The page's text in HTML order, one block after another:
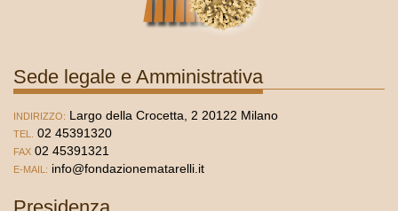
Sede legale e Amministrativa
INDIRIZZO: Largo della Crocetta, 2 20122 Milano
TEL. 02 45391320
FAX 02 45391321
E-MAIL: info@fondazionematarelli.it